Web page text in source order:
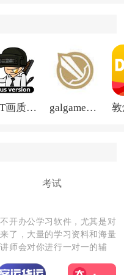
用题目，方便复习和整
PGT画质助手旧版 galgame游戏盒子2026
考试
开办公学习软件，尤其是对
了，大量的学习资料和海量
师会对你进行一对一的辅